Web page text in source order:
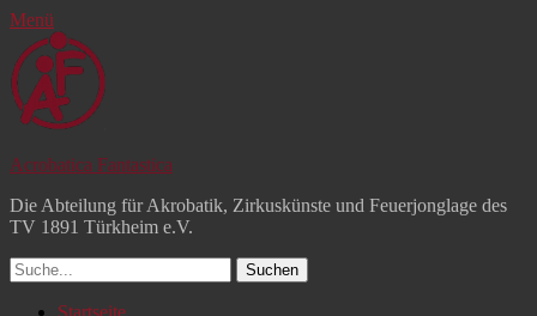
Menü
Acrobatica Fantastica
Die Abteilung für Akrobatik, Zirkuskünste und Feuerjonglage des
TV 1891 Türkheim e.V.
Suchen
nach:
Zum
Startseite